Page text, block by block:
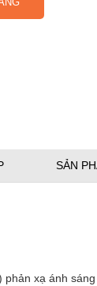
SẢN
xạ ánh